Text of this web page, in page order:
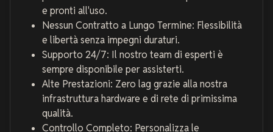
e pronti all'uso.
Nessun Contratto a Lungo Termine: Flessibilità
e libertà senza impegni duraturi.
Supporto 24/7: Il nostro team di esperti è
sempre disponibile per assisterti.
Alte Prestazioni: Zero lag grazie alla nostra
infrastruttura hardware e di rete di primissima
qualità.
Controllo Completo: Personalizza le